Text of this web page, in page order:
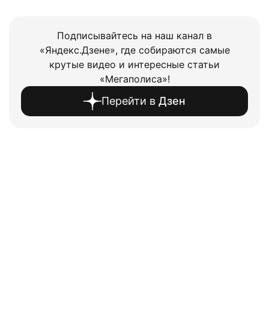
Подписывайтесь на наш канал в
«Яндекс.Дзене», где собираются самые
крутые видео и интересные статьи
«Мегаполиса»!
Перейти в Дзен